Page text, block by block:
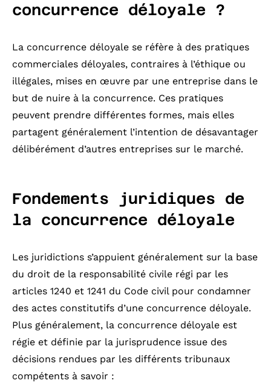
concurrence déloyale ?
La concurrence déloyale se réfère à des pratiques
commerciales déloyales, contraires à l’éthique ou
illégales, mises en œuvre par une entreprise dans le
but de nuire à la concurrence. Ces pratiques
peuvent prendre différentes formes, mais elles
partagent généralement l’intention de désavantager
délibérément d’autres entreprises sur le marché.
Fondements juridiques de
la concurrence déloyale
Les juridictions s’appuient généralement sur la base
du droit de la responsabilité civile régi par les
articles 1240 et 1241 du Code civil pour condamner
des actes constitutifs d’une concurrence déloyale.
Plus généralement, la concurrence déloyale est
régie et définie par la jurisprudence issue des
décisions rendues par les différents tribunaux
compétents à savoir :